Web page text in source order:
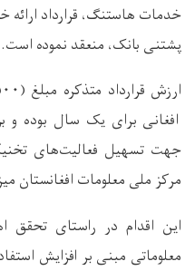
خدمات هاستنگ، قرارداد ارائه
پشتنی بانک، منعقد نموده است.
ارزش قرارداد متذکره مبلغ (
افغانی برای یک سال بوده
جهت تسهیل فعالیت‌های
مرکز ملی معلومات افغانستان
این اقدام در راستای تحقق
معلوماتی مبنی بر افزایش